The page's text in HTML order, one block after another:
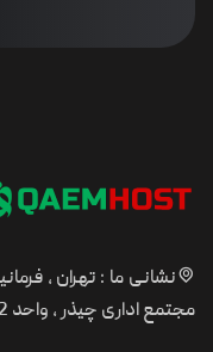
نشانی ما : تهران ،
مجتمع اداری چیذر ، واحد 2